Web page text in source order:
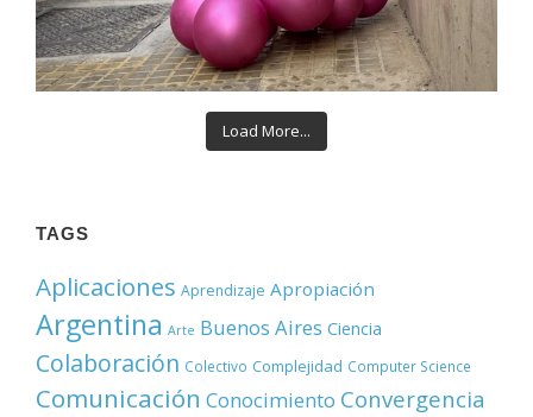
Load More...
TAGS
Aplicaciones Aprendizaje Apropiación
Argentina Arte Buenos Aires Ciencia
Colaboración Colectivo Complejidad Computer Science
Comunicación Conocimiento Convergencia